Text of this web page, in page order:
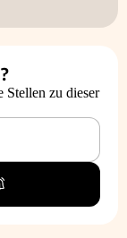
Stellen zu dieser